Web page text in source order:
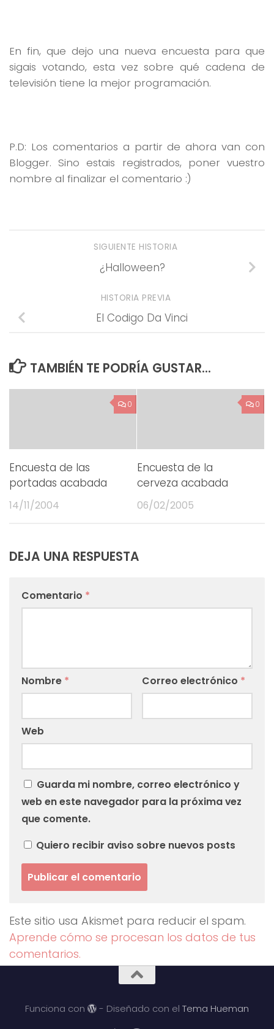
En fin, que dejo una nueva encuesta para que
sigais votando, esta vez sobre qué cadena de
televisión tiene la mejor programación.
P.D: Los comentarios a partir de ahora van con
Blogger. Sino estais registrados, poner vuestro
nombre al finalizar el comentario :)
SIGUIENTE HISTORIA
¿Halloween?
HISTORIA PREVIA
El Codigo Da Vinci
TAMBIÉN TE PODRÍA GUSTAR...
0
Encuesta de las
portadas acabada
14/11/2004
0
Encuesta de la
cerveza acabada
06/02/2005
DEJA UNA RESPUESTA
Comentario *
Nombre * Correo electrónico *
Web
Guarda mi nombre, correo electrónico y
web en este navegador para la próxima vez
que comente.
Quiero recibir aviso sobre nuevos posts
Este sitio usa Akismet para reducir el spam.
Aprende cómo se procesan los datos de tus
comentarios.
Funciona con - Diseñado con el Tema Hueman